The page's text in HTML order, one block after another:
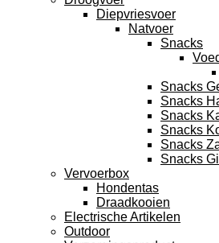
Diepvriesvoer
Natvoer
Snacks
Snacks
Snacks
Snacks
Snacks
Snacks
Snacks
Vervoerbox
Hondentas
Draadkooien
Electrische Artikelen
Outdoor